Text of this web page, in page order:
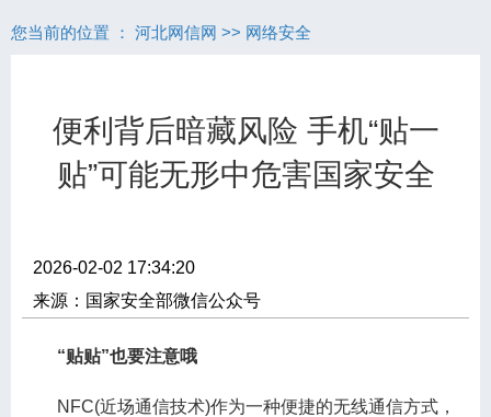
您当前的位置 ： 河北网信网 >> 网络安全
便利背后暗藏风险 手机“贴一
贴”可能无形中危害国家安全
2026-02-02 17:34:20
来源：国家安全部微信公众号
“贴贴”也要注意哦
NFC(近场通信技术)作为一种便捷的无线通信方式，